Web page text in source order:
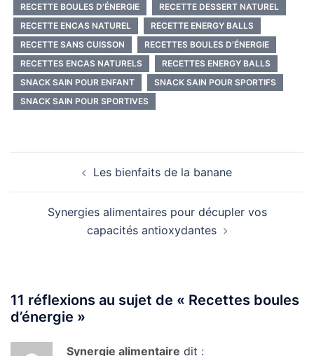
RECETTE BOULES D'ÉNERGIE
RECETTE DESSERT NATUREL
RECETTE ENCAS NATUREL
RECETTE ENERGY BALLS
RECETTE SANS CUISSON
RECETTES BOULES D'ÉNERGIE
RECETTES ENCAS NATURELS
RECETTES ENERGY BALLS
SNACK SAIN POUR ENFANT
SNACK SAIN POUR SPORTIFS
SNACK SAIN POUR SPORTIVES
Les bienfaits de la banane
Synergies alimentaires pour décupler vos
capacités antioxydantes
11 réflexions au sujet de « Recettes boules
d’énergie »
Synergie alimentaire dit :